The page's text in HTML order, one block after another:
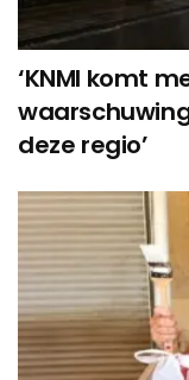
‘KNMI komt
deze regio’